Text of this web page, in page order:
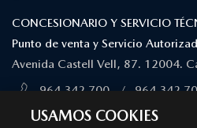
CONCESIONARIO Y SERVICIO
Punto de venta y Servicio
Avenida Castell Vell, 87. 12004.
964 342 700
/
964 342
MÁS INFORMACIÓN
USAMOS COOKIES